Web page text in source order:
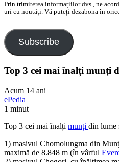
Prin trimiterea informațiilor dvs., ne
uri cu noutăți. Vă puteți dezabona în
Subscribe
Top 3 cei mai înalți munți
Acum 14 ani
ePedia
1 minut
Top 3 cei mai înalți munți din lume
1) masivul Chomolungma din
maximă de 8.848 m (în vârful